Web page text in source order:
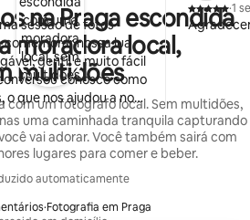
na Praga escondida
moradora local,
multidões
com um fotógrafo local. Sem multidões,
uma caminhada tranquila capturando
vai adorar. Você também sairá com
lugares para comer e beber.
automaticamente
·Fotografia em Praga
sessão de fotos
nossa lua
gentil e muito fácil
conosco como
o que nos ajudou a nos
na frente da
a belos locais que
e nos
que eram
de um casal.
,
·1